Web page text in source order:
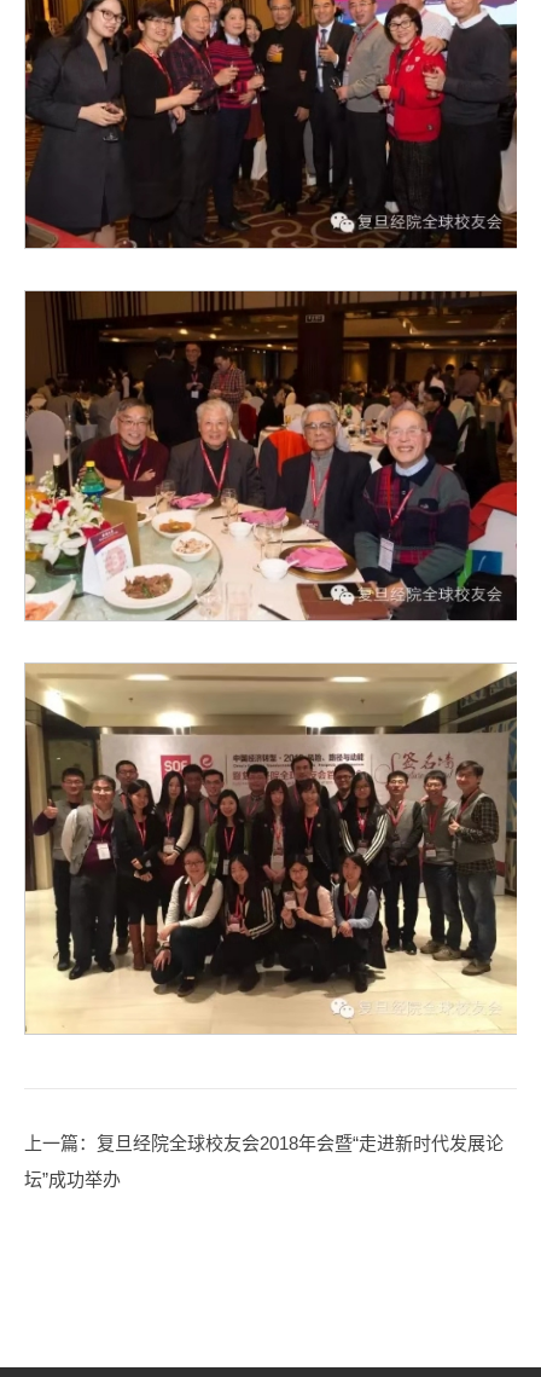
上一篇：复旦经院全球校友会2018年会暨“走进新时代发展论
坛”成功举办